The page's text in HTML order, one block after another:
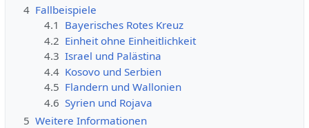
4 Fallbeispiele
4.1 Bayerisches Rotes Kreuz
4.2 Einheit ohne Einheitlichkeit
4.3 Israel und Palästina
4.4 Kosovo und Serbien
4.5 Flandern und Wallonien
4.6 Syrien und Rojava
5 Weitere Informationen